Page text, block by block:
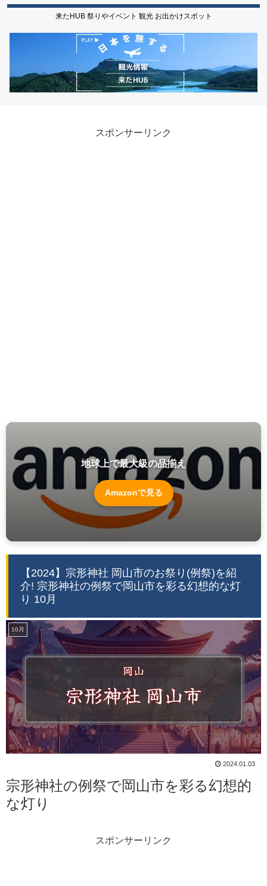
来たHUB 祭りやイベント 観光 お出かけスポット
スポンサーリンク
地球上で最大級の品揃え
Amazonで見る
【2024】宗形神社 岡山市のお祭り(例祭)を紹
介! 宗形神社の例祭で岡山市を彩る幻想的な灯
り 10月
10月
2024.01.03
宗形神社の例祭で岡山市を彩る幻想的
な灯り
スポンサーリンク